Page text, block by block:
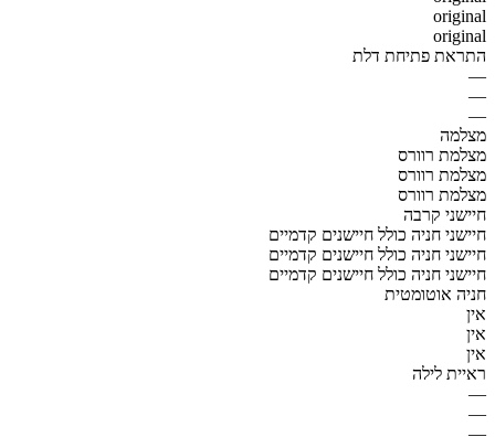
original
original
התראת פתיחת דלת
—
—
—
מצלמה
מצלמת רוורס
מצלמת רוורס
מצלמת רוורס
חיישני קרבה
חיישני חניה כולל חיישנים קדמיים
חיישני חניה כולל חיישנים קדמיים
חיישני חניה כולל חיישנים קדמיים
חניה אוטומטית
אין
אין
אין
ראיית לילה
—
—
—